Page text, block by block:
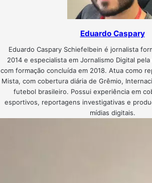
Eduardo Caspary
Eduardo Caspary Schiefelbein é jornalista
2014 e especialista em Jornalismo Digital
com formação concluída em 2018. Atua como
Mista, com cobertura diária de Grêmio,
futebol brasileiro. Possui experiência em
esportivos, reportagens investigativas e
mídias digitais.